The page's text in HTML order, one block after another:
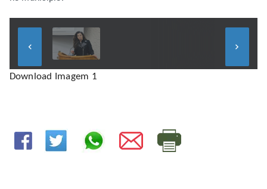
keyboard_arrow_left keyboard_arrow_right
Download Imagem 1